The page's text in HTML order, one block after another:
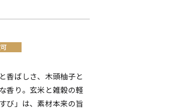
香ばしさ、木頭柚子と
香り。玄米と雑穀の軽
び」は、素材本来の旨